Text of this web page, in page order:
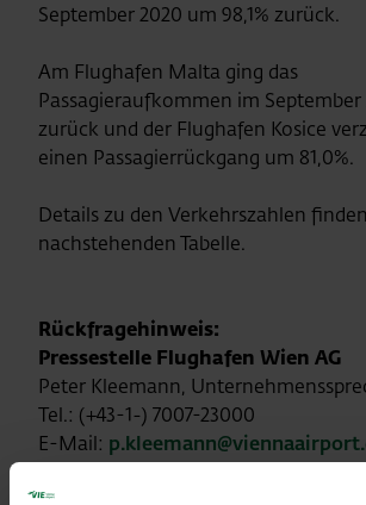
September 2020 um 98,1% zurück.
Am Flughafen Malta ging das
Passagieraufkommen im September
zurück und der Flughafen Kosice
einen Passagierrückgang um 81,0%.
Details zu den Verkehrszahlen
nachstehenden Tabelle.
Rückfragehinweis:
Pressestelle Flughafen Wien AG
Peter Kleemann,
Tel.: (+43-1-) 7007-23000
E-Mail: